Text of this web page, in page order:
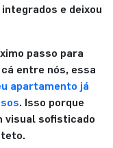
e deixou
passo para
entre nós, essa
apartamento já
. Isso porque
visual sofisticado